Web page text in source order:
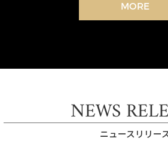
MORE
NEWS
ニュースリリー